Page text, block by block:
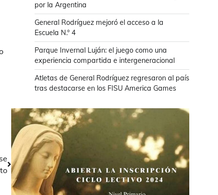
por la Argentina
General Rodríguez mejoró el acceso a la
Escuela N.° 4
Parque Invernal Luján: el juego como una
experiencia compartida e intergeneracional
Atletas de General Rodríguez regresaron al país
tras destacarse en los FISU America Games